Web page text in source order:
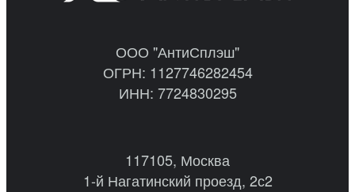
ООО "АнтиСплэш"
ОГРН: 1127746282454
ИНН: 7724830295
117105, Москва
1-й Нагатинский проезд, 2с2